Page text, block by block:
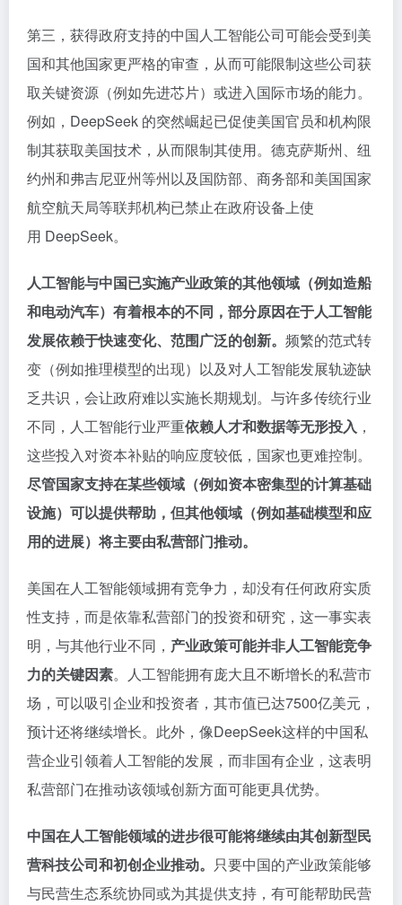
第三，获得政府支持的中国人工智能公司可能会受到美
国和其他国家更严格的审查，从而可能限制这些公司获
取关键资源（例如先进芯片）或进入国际市场的能力。
例如，DeepSeek 的突然崛起已促使美国官员和机构限
制其获取美国技术，从而限制其使用。德克萨斯州、纽
约州和弗吉尼亚州等州以及国防部、商务部和美国国家
航空航天局等联邦机构已禁止在政府设备上使
用 DeepSeek。
人工智能与中国已实施产业政策的其他领域（例如造船
和电动汽车）有着根本的不同，部分原因在于人工智能
发展依赖于快速变化、范围广泛的创新。 频繁的范式转
变（例如推理模型的出现）以及对人工智能发展轨迹缺
乏共识，会让政府难以实施长期规划。与许多传统行业
不同，人工智能行业严重依赖人才和数据等无形投入 ，
这些投入对资本补贴的响应度较低，国家也更难控制。
尽管国家支持在某些领域（例如资本密集型的计算基础
设施）可以提供帮助，但其他领域（例如基础模型和应
用的进展）将主要由私营部门推动。
美国在人工智能领域拥有竞争力，却没有任何政府实质
性支持，而是依靠私营部门的投资和研究，这一事实表
明，与其他行业不同， 产业政策可能并非人工智能竞争
力的关键因素。人工智能拥有庞大且不断增长的私营市
场，可以吸引企业和投资者，其市值已达7500亿美元，
预计还将继续增长。此外，像DeepSeek这样的中国私
营企业引领着人工智能的发展，而非国有企业，这表明
私营部门在推动该领域创新方面可能更具优势。
中国在人工智能领域的进步很可能将继续由其创新型民
营科技公司和初创企业推动。 只要中国的产业政策能够
与民营生态系统协同或为其提供支持，有可能帮助民营